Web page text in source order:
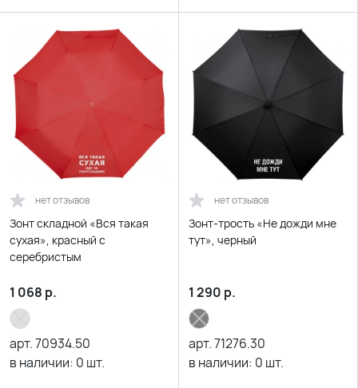
нет отзывов
Зонт складной «Вся такая
сухая», красный с
серебристым
1 068 р.
арт.70934.50
в наличии: 0 шт.
нет отзывов
Зонт-трость «Не дожди мне
тут», черный
1 290 р.
арт.71276.30
в наличии: 0 шт.